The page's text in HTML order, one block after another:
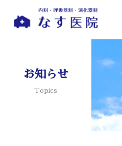
お知らせ
Topics